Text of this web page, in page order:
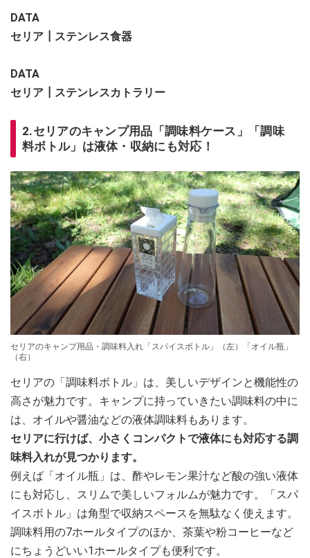
DATA
セリア┃ステンレス食器
DATA
セリア┃ステンレスカトラリー
2.セリアのキャンプ用品「調味料ケース」「調味
料ボトル」は液体・収納にも対応！
セリアのキャンプ用品・調味料入れ「スパイスボトル」（左）「オイル瓶」
（右）
セリアの「調味料ボトル」は、美しいデザインと機能性の
高さが魅力です。キャンプに持っていきたい調味料の中に
は、オイルや醤油などの液体調味料もあります。
セリアに行けば、小さくコンパクトで液体にも対応する調
味料入れが見つかります。
例えば「オイル瓶」は、酢やレモン果汁など酸の強い液体
にも対応し、スリムで美しいフォルムが魅力です。「スパ
イスボトル」は角型で収納スペースを無駄なく使えます。
調味料用の7ホールタイプのほか、茶葉や粉コーヒーなど
にちょうどいい1ホールタイプも便利です。